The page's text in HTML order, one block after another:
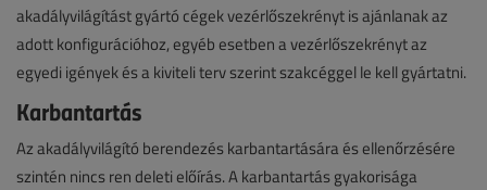
akadályvilágítást gyártó cégek vezérlőszekrényt is ajánlanak az
adott konfigurációhoz, egyéb esetben a vezérlőszekrényt az
egyedi igények és a kiviteli terv szerint szakcéggel le kell gyártatni.
Karbantartás
Az akadályvilágító berendezés karbantartására és ellenőrzésére
szintén nincs ren deleti előírás. A karbantartás gyakorisága